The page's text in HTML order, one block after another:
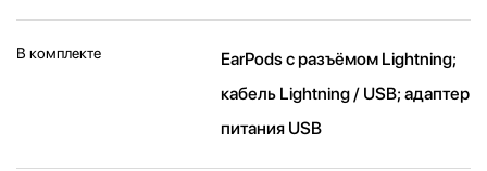
В комплекте
EarPods с разъёмом Lightning;
кабель Lightning / USB; адаптер
питания USB